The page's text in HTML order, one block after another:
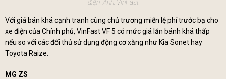
điện. Ảnh: VinFast
Với giá bán khá cạnh tranh cùng chủ trương miễn lệ phí trước bạ cho
xe điện của Chính phủ, VinFast VF 5 có mức giá lăn bánh khá thấp
nếu so với các đối thủ sử dụng động cơ xăng như Kia Sonet hay
Toyota Raize.
MG ZS